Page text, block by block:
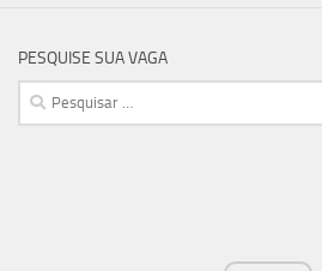
PESQUISE SUA VAGA
Pesquisar
por: